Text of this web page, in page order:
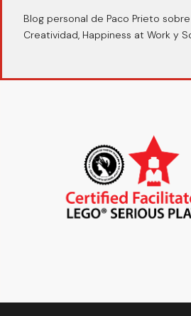
Blog personal de Paco Prieto
Creatividad, Happiness at Work y